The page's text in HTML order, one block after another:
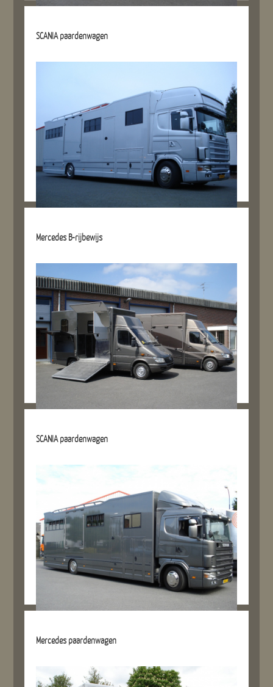
Details referentie
SCANIA paardenwagen
Mercedes B-rijbewijs
Details referentie
SCANIA paardenwagen
Details referentie
Mercedes paardenwagen